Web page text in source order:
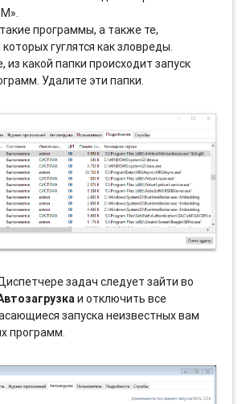
программы, а также те,
гуглятся как зловреды.
из какой папки происходит запуск
Удалите эти папки.
задач следует зайти во
и отключить все
запуска неизвестных вам
программ.